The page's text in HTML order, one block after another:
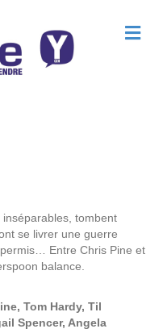
M
e
tombent
se livrer une guerre
Entre Chris Pine et
balance.
Tom Hardy, Til
Spencer, Angela